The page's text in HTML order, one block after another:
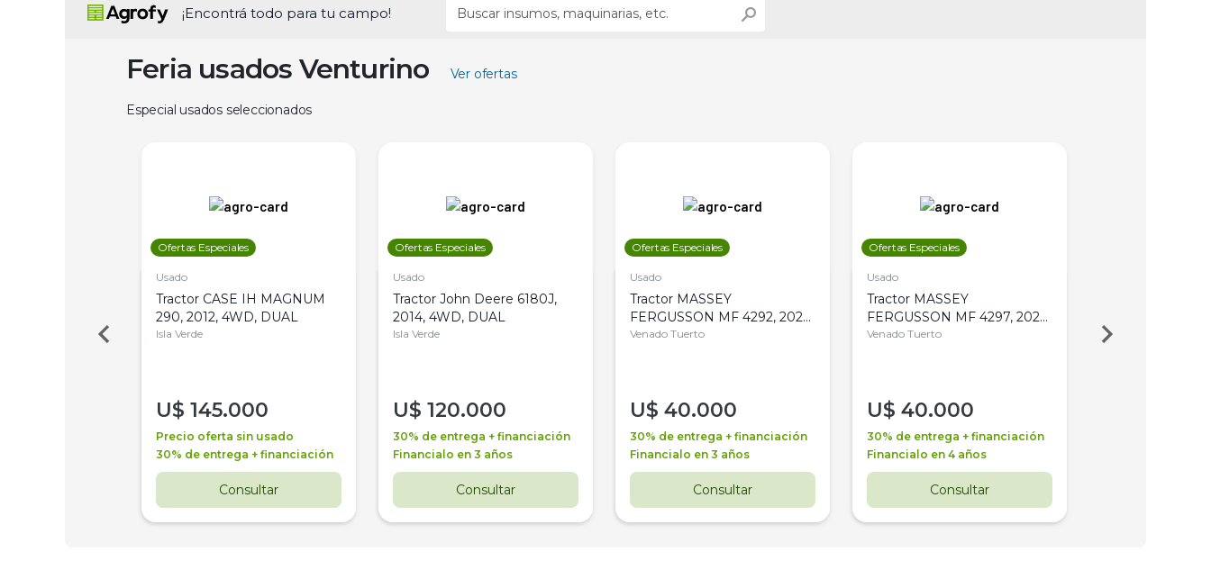
¡Encontrá todo para tu campo!
Feria usados Venturino Ver ofertas
Especial usados seleccionados
Ofertas Especiales
Usado
Tractor CASE IH MAGNUM
290, 2012, 4WD, DUAL
Isla Verde
U$ 145.000
Precio oferta sin usado
30% de entrega + financiación
Consultar
Ofertas Especiales
Usado
Tractor John Deere 6180J,
2014, 4WD, DUAL
Isla Verde
U$ 120.000
30% de entrega + financiación
Financialo en 3 años
Consultar
Ofertas Especiales
Usado
Tractor MASSEY
FERGUSSON MF 4292, 2020,
4WD, PATON
Venado Tuerto
U$ 40.000
30% de entrega + financiación
Financialo en 3 años
Consultar
Ofertas Especiales
Usado
Tractor MASSEY
FERGUSSON MF 4297, 2020,
4WD, PATON
Venado Tuerto
U$ 40.000
30% de entrega + financiación
Financialo en 4 años
Consultar
Venado Tuerto